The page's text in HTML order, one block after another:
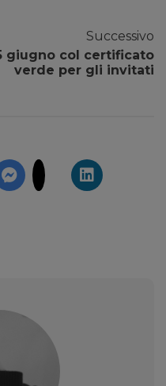
Successivo
giugno col certificato
verde per gli invitati